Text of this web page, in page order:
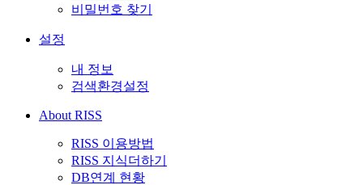
비밀번호 찾기
설정
내 정보
검색환경설정
About RISS
RISS 이용방법
RISS 지식더하기
DB연계 현황